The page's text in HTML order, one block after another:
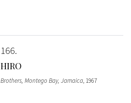
166
HIRO
Brothers, Montego Bay, Jamaica, 1967